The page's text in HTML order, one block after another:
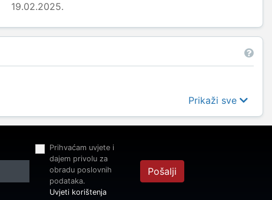
19.02.2025.
Prikaži sve
Prihvaćam uvjete i
dajem privolu za
obradu poslovnih
podataka.
Uvjeti korištenja
Pošalji